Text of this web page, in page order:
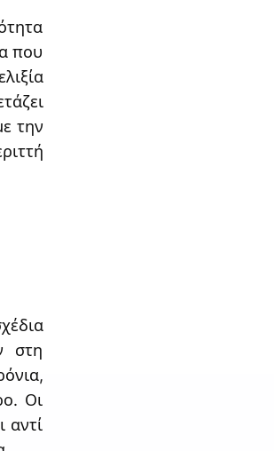
που
την
στη
Οι
αντί